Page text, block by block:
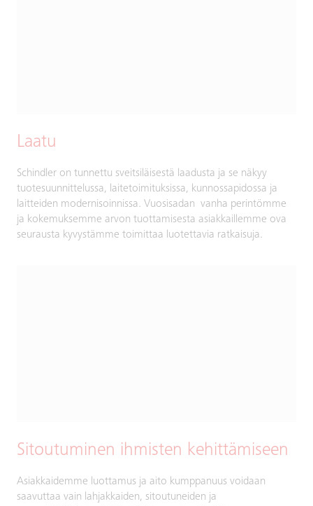
Laatu
Schindler on tunnettu sveitsiläisestä laadusta ja se näkyy
tuotesuunnittelussa, laitetoimituksissa, kunnossapidossa ja
laitteiden modernisoinnissa. Vuosisadan vanha perintömme
ja kokemuksemme arvon tuottamisesta asiakkaillemme ova
seurausta kyvystämme toimittaa luotettavia ratkaisuja.
Sitoutuminen ihmisten kehittämiseen
Asiakkaidemme luottamus ja aito kumppanuus voidaan
saavuttaa vain lahjakkaiden, sitoutuneiden ja